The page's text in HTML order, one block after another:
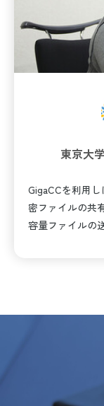
東京大
GigaCCを利用
密ファイルの共
容量ファイルの